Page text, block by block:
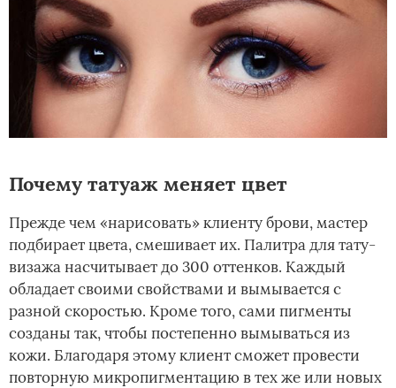
Почему татуаж меняет цвет
Прежде чем «нарисовать» клиенту брови, мастер
подбирает цвета, смешивает их. Палитра для тату-
визажа насчитывает до 300 оттенков. Каждый
обладает своими свойствами и вымывается с
разной скоростью. Кроме того, сами пигменты
созданы так, чтобы постепенно вымываться из
кожи. Благодаря этому клиент сможет провести
повторную микропигментацию в тех же или новых